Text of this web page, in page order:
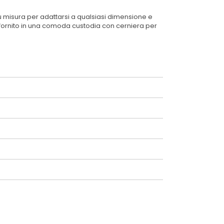
misura per adattarsi a qualsiasi dimensione e
in una comoda custodia con cerniera per